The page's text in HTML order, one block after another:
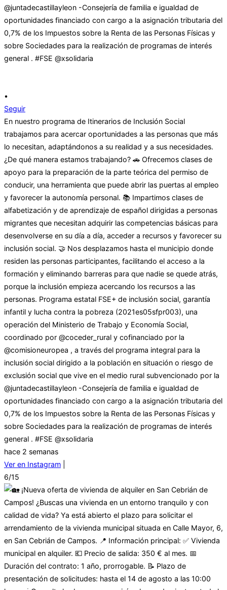
•
Seguir
En nuestro programa de Itinerarios de Inclusión Social
trabajamos para acercar oportunidades a las personas que más
lo necesitan, adaptándonos a su realidad y a sus necesidades.
¿De qué manera estamos trabajando? 🚗 Ofrecemos clases de
apoyo para la preparación de la parte teórica del permiso de
conducir, una herramienta que puede abrir las puertas al empleo
y favorecer la autonomía personal. 📚 Impartimos clases de
alfabetización y de aprendizaje de español dirigidas a personas
migrantes que necesitan adquirir las competencias básicas para
desenvolverse en su día a día, acceder a recursos y favorecer su
inclusión social. 🤝 Nos desplazamos hasta el municipio donde
residen las personas participantes, facilitando el acceso a la
formación y eliminando barreras para que nadie se quede atrás,
porque la inclusión empieza acercando los recursos a las
personas. Programa estatal FSE+ de inclusión social, garantía
infantil y lucha contra la pobreza (2021es05sfpr003), una
operación del Ministerio de Trabajo y Economía Social,
coordinado por @coceder_rural y cofinanciado por la
@comisioneuropea , a través del programa integral para la
inclusión social dirigido a la población en situación o riesgo de
exclusión social que vive en el medio rural subvencionado por la
@juntadecastillayleon -Consejería de familia e igualdad de
oportunidades financiado con cargo a la asignación tributaria del
0,7% de los Impuestos sobre la Renta de las Personas Físicas y
sobre Sociedades para la realización de programas de interés
general . #FSE @xsolidaria
hace 2 semanas
Ver en Instagram
6/15